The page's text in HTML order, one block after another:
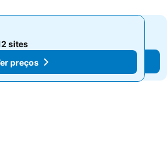
sites
Ver preços
sites
preços